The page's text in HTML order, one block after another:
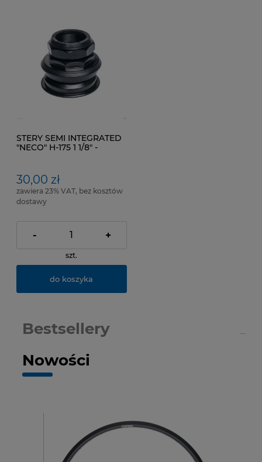
STERY SEMI INTEGRATED
"NECO" H-175 1 1/8" -
30,00 zł
zawiera 23% VAT, bez kosztów
dostawy
- +
szt.
do koszyka
Nowości
Bestsellery